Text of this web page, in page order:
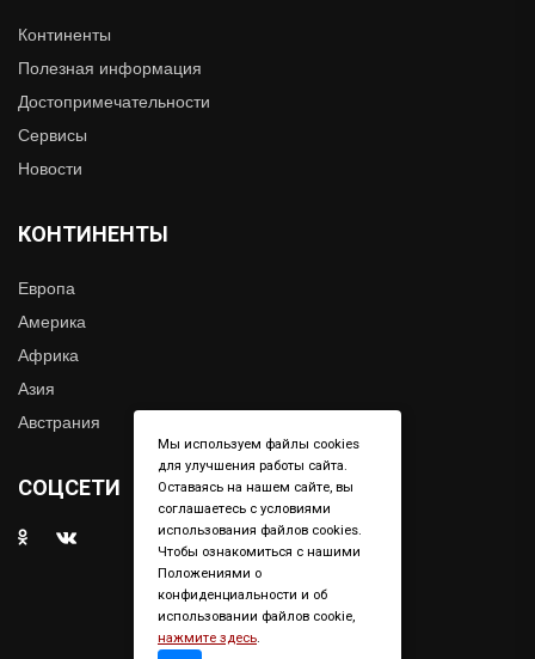
Континенты
Полезная информация
Достопримечательности
Сервисы
Новости
КОНТИНЕНТЫ
Европа
Америка
Африка
Азия
Австрания
СОЦСЕТИ
Мы используем файлы cookies
для улучшения работы сайта.
Оставаясь на нашем сайте, вы
соглашаетесь с условиями
использования файлов cookies.
Чтобы ознакомиться с нашими
Положениями о
конфиденциальности и об
использовании файлов cookie,
нажмите здесь.